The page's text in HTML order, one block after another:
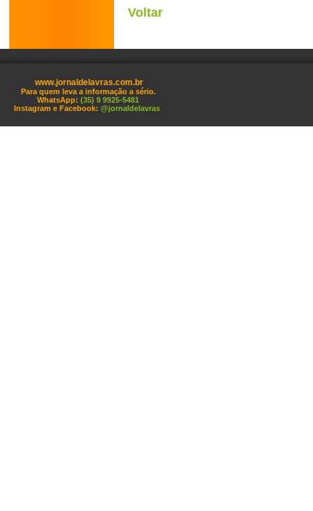
Voltar
www.jornaldelavras.com.br
Para quem leva a informação a sério.
WhatsApp: (35) 9 9925-5481
Instagram e Facebook: @jornaldelavras